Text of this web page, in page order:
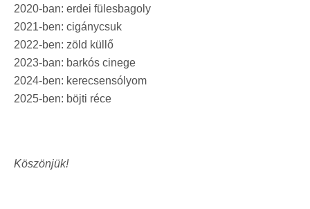
2020-ban: erdei fülesbagoly
2021-ben: cigánycsuk
2022-ben: zöld küllő
2023-ban: barkós cinege
2024-ben: kerecsensólyom
2025-ben: böjti réce
Köszönjük!